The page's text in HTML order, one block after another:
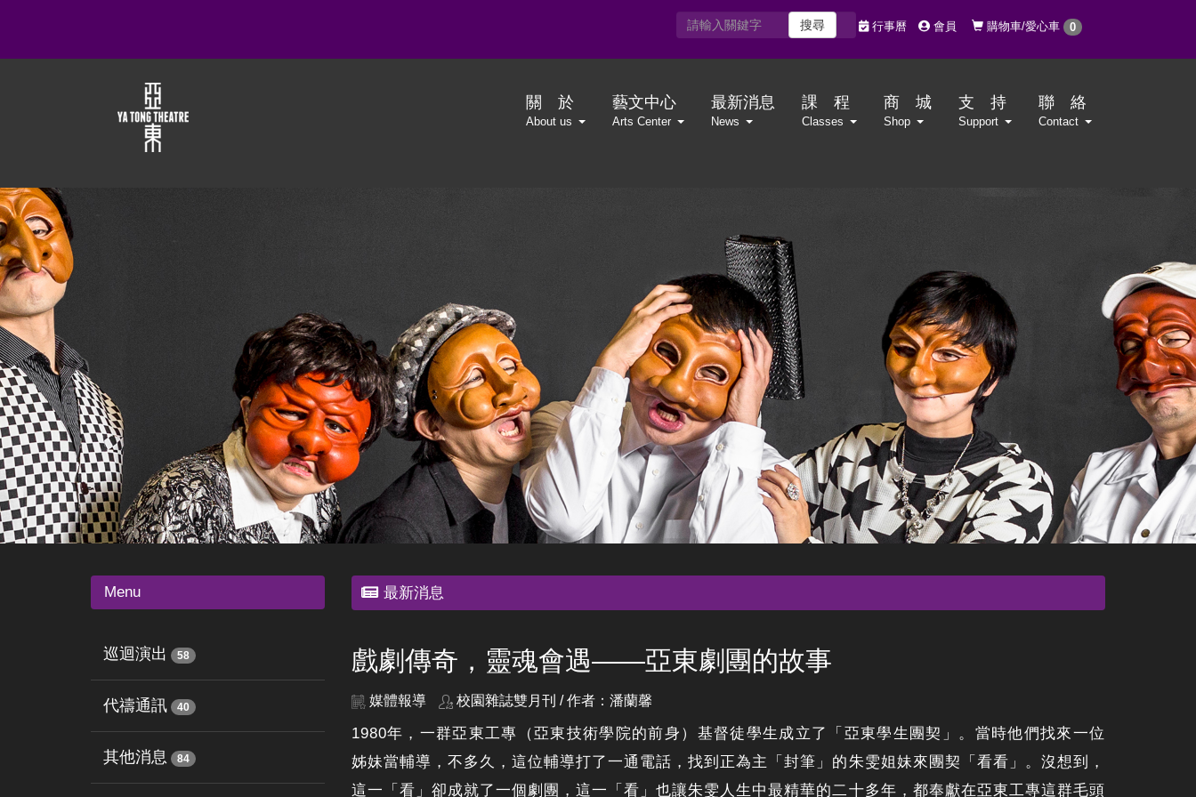
購物車/愛心車 0
行事曆 會員
搜尋
關 於
About us
藝文中心
Arts Center
最新消息
News
課 程
Classes
商 城
Shop
支 持
Support
聯 絡
Contact
Menu
巡迴演出 58
代禱通訊 40
其他消息 84
最新消息
戲劇傳奇，靈魂會遇——亞東劇團的故事
媒體報導 校園雜誌雙月刊 / 作者：潘蘭馨
1980年，一群亞東工專（亞東技術學院的前身）基督徒學生成立了「亞東學生團契」。當時他們找來一位
姊妹當輔導，不多久，這位輔導打了一通電話，找到正為主「封筆」的朱雯姐妹來團契「看看」。沒想到，
這一「看」卻成就了一個劇團，這一「看」也讓朱雯人生中最精華的二十多年，都奉獻在亞東工專這群毛頭